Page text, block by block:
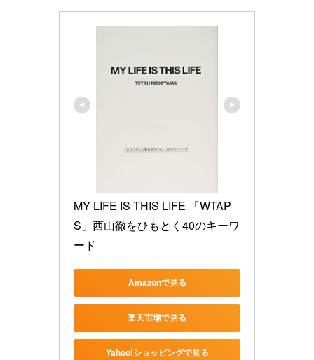
MY LIFE IS THIS LIFE 「WTAP
S」西山徹をひもとく40のキーワ
ード
Amazonで見る
楽天市場で見る
Yahoo!ショッピングで見る